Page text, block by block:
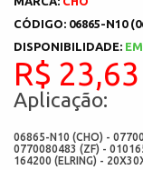
CÓDIGO: 06865-N10
DISPONIBILIDADE:
R$ 23,63
Aplicação:
06865-N10 (CHO) -
0770080483 (ZF) -
164200 (ELRING) -